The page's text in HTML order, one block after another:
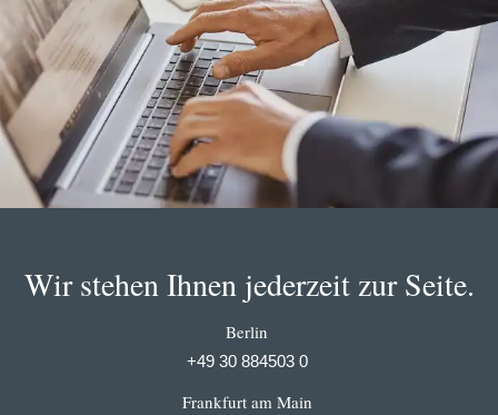
Wir stehen Ihnen jederzeit zur Seite.
Berlin
+49 30 884503 0
Frankfurt am Main